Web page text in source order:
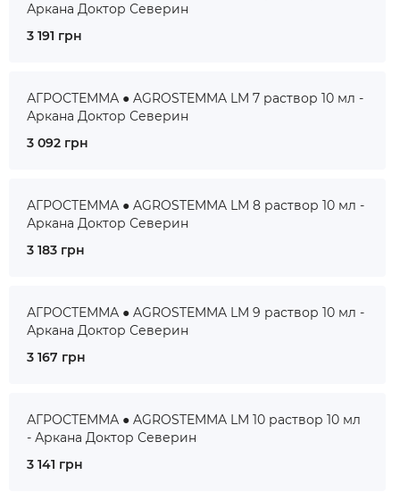
Аркана Доктор Северин
3 191 грн
АГРОСТЕММА ● AGROSTEMMA LM 7 раствор 10 мл -
Аркана Доктор Северин
3 092 грн
АГРОСТЕММА ● AGROSTEMMA LM 8 раствор 10 мл -
Аркана Доктор Северин
3 183 грн
АГРОСТЕММА ● AGROSTEMMA LM 9 раствор 10 мл -
Аркана Доктор Северин
3 167 грн
АГРОСТЕММА ● AGROSTEMMA LM 10 раствор 10 мл
- Аркана Доктор Северин
3 141 грн